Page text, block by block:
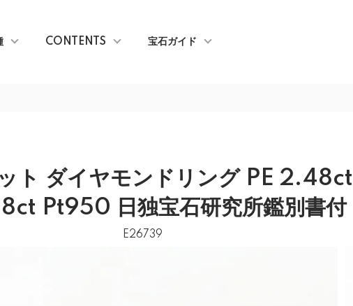
CONTENTS 宝石ガイド
ト ダイヤモンドリング PE 2.48ct
Pt950 日独宝石研究所鑑別書付
E26739